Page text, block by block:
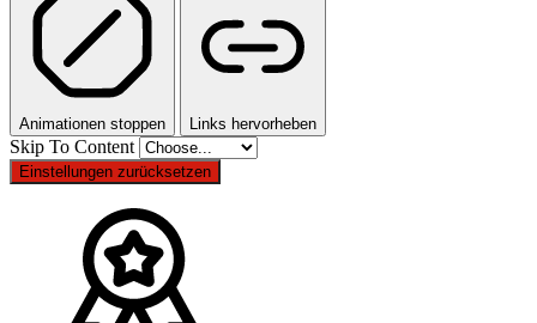
Animationen stoppen Links hervorheben
Skip To Content
Einstellungen zurücksetzen